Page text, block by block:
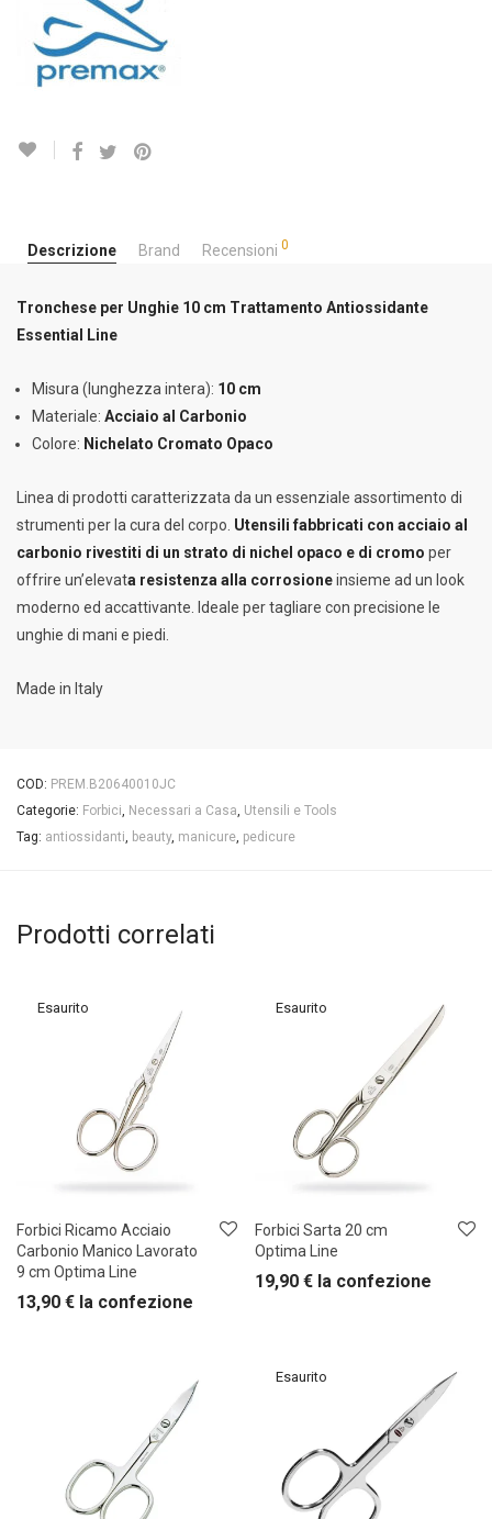
Descrizione Brand Recensioni 0
Tronchese per Unghie 10 cm Trattamento Antiossidante
Essential Line
Misura (lunghezza intera): 10 cm
Materiale: Acciaio al Carbonio
Colore: Nichelato Cromato Opaco
Linea di prodotti caratterizzata da un essenziale assortimento di
strumenti per la cura del corpo. Utensili fabbricati con acciaio al
carbonio rivestiti di un strato di nichel opaco e di cromo per
offrire un’elevata resistenza alla corrosioneinsieme ad un look
moderno ed accattivante. Ideale per tagliare con precisione le
unghie di mani e piedi.
Made in Italy
COD: PREM.B20640010JC
Categorie: Forbici, Necessari a Casa, Utensili e Tools
Tag: antiossidanti, beauty, manicure, pedicure
Prodotti correlati
Forbici Ricamo Acciaio
Carbonio Manico Lavorato
9 cm Optima Line
13,90 € la confezione
Forbici Sarta 20 cm
Optima Line
19,90 € la confezione